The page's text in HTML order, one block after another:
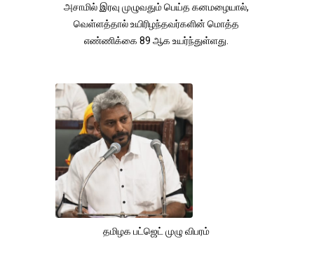
அசாமில் இரவு முழுவதும் பெய்த கனமழையால்,
வெள்ளத்தால் உயிரிழந்தவர்களின் மொத்த
எண்ணிக்கை 89 ஆக உயர்ந்துள்ளது.
தமிழக பட்ஜெட் முழு விபரம்